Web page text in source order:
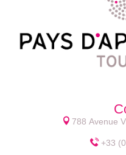
788 Avenue
+33